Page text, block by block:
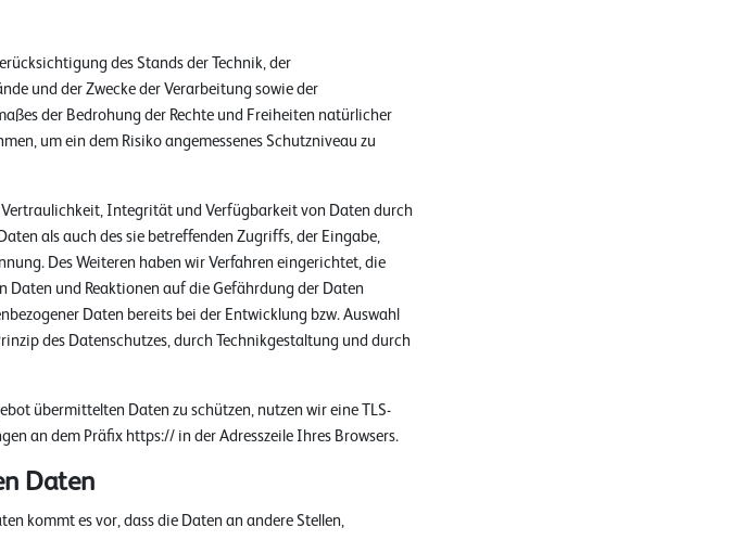
des Stands der Technik, der
und der Zwecke der Verarbeitung sowie der
der Bedrohung der Rechte und Freiheiten natürlicher
um ein dem Risiko angemessenes Schutzniveau zu
Integrität und Verfügbarkeit von Daten durch
als auch des sie betreffenden Zugriffs, der Eingabe,
Des Weiteren haben wir Verfahren eingerichtet, die
Daten und Reaktionen auf die Gefährdung der Daten
Daten bereits bei der Entwicklung bzw. Auswahl
des Datenschutzes, durch Technikgestaltung und durch
übermittelten Daten zu schützen, nutzen wir eine TLS-
an dem Präfix https:// in der Adresszeile Ihres Browsers.
Daten
kommt es vor, dass die Daten an andere Stellen,